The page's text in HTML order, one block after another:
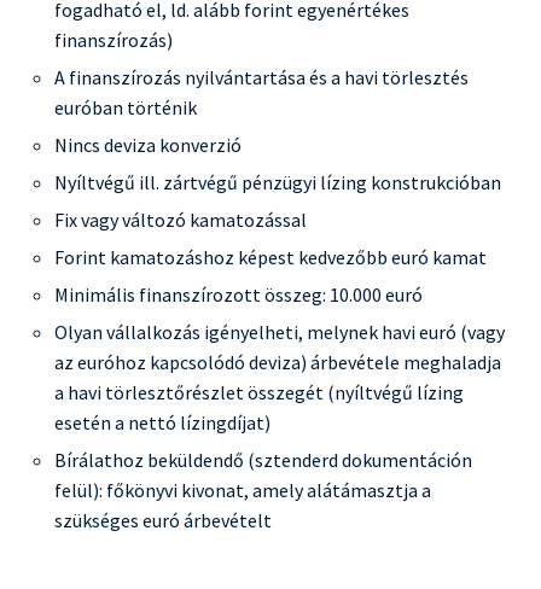
vételár:VÉTELÁR, futamidő:FUTAMIDŐhónap, nettó finanszírozott összeg:
tartalma, bruttó önerő kalkulált összege:
MARADVÁNYÉRTÉK +ÁFA, KAMATOZÁS TÍPUSA kamatozású ügyleti kamat: KAMAT
REGISZTRÁCIÓS ADÓ
jog gyakorlásával:ÖSSZES TÖRLESZTŐ VÉTELI JOGGAL
teljes összeg vételi jog gyakorlása nélkül:
casco biztosítás megkötése és fenntartása mellett.
Reprezentatív példa zártvégű pénzügyi lízing esetén: új lízingtárgy/jármű, bruttó
FINANSZÍROZOTT ÖSSZEG, havi törlesztő részletTÖRLESZTŐ
lízingbevevő által fizetendő teljes összeg:ÖSSZES TÖRLESZTŐ VÉTELI JOGGAL , casco
biztosítás megkötése és fenntartása mellett.
fogadható el, ld. alább forint egyenértékes
finanszírozás)
A finanszírozás nyilvántartása és a havi törlesztés
euróban történik
Nincs deviza konverzió
Nyíltvégű ill. zártvégű pénzügyi lízing konstrukcióban
Fix vagy változó kamatozással
Forint kamatozáshoz képest kedvezőbb euró kamat
Minimális finanszírozott összeg: 10.000 euró
Olyan vállalkozás igényelheti, melynek havi euró (vagy
az euróhoz kapcsolódó deviza) árbevétele meghaladja
a havi törlesztőrészlet összegét (nyíltvégű lízing
esetén a nettó lízingdíjat)
Bírálathoz beküldendő (sztenderd dokumentáción
felül): főkönyvi kivonat, amely alátámasztja a
szükséges euró árbevételt